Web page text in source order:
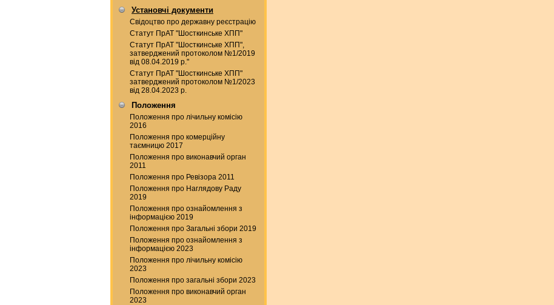
Установчі документи
Свідоцтво про державну реєстрацію
Статут ПрАТ "Шосткинське ХПП"
Статут ПрАТ "Шосткинське ХПП",
затверджений протоколом №1/2019
від 08.04.2019 р."
Статут ПрАТ "Шосткинське ХПП"
затверджений протоколом №1/2023
від 28.04.2023 р.
Положення
Положення про лічильну комісію
2016
Положення про комерційну
таємницю 2017
Положення про виконавчий орган
2011
Положення про Ревізора 2011
Положення про Наглядову Раду
2019
Положення про ознайомлення з
інформацією 2019
Положення про Загальні збори 2019
Положення про ознайомлення з
інформацією 2023
Положення про лічильну комісію
2023
Положення про загальні збори 2023
Положення про виконавчий орган
2023